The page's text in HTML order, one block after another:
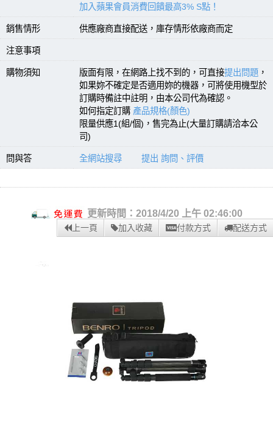
加入蘋果會員消費回饋最高3% S點！
銷售情形 供應廠商直接配送，庫存情形依廠商而定
注意事項
購物須知 版面有限，在網路上找不到的，可直接提出問題 ，
如果妳不確定是否適用妳的機器，可將使用機型於
訂購時備註中註明，由本公司代為確認。
如何指定訂購 產品規格(顏色)
限量供應1(組/個)，售完為止(大量訂購請洽本公
司)
問與答 全網站搜尋 提出 詢問、評價
更新時間：2018/4/20 上午 02:46:00
上一頁 加入收藏 付款方式 配送方式